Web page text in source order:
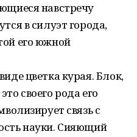
навстречу
в силуэт города,
его южной
цветка курая. Блок,
своего рода его
связь с
науки. Сияющий